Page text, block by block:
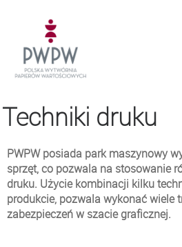
Techniki druku
PWPW posiada park maszynowy
sprzęt, co pozwala na stosowanie
druku. Użycie kombinacji kilku
produkcie, pozwala wykonać wiele
zabezpieczeń w szacie graficznej.